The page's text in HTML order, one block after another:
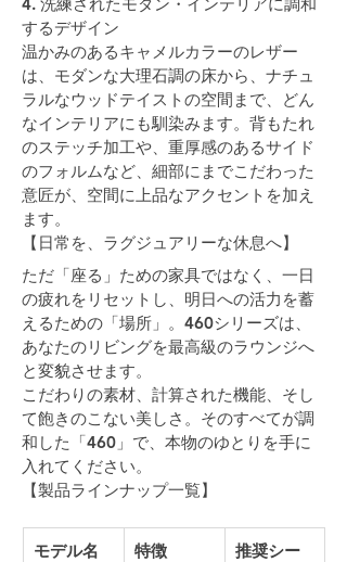
するデザイン
温かみのあるキャメルカラーのレザー
は、モダンな大理石調の床から、ナチュ
ラルなウッドテイストの空間まで、どん
なインテリアにも馴染みます。背もたれ
のステッチ加工や、重厚感のあるサイド
のフォルムなど、細部にまでこだわった
意匠が、空間に上品なアクセントを加え
ます。
【日常を、ラグジュアリーな休息へ】
ただ「座る」ための家具ではなく、一日
の疲れをリセットし、明日への活力を蓄
えるための「場所」。460シリーズは、
あなたのリビングを最高級のラウンジへ
と変貌させます。
こだわりの素材、計算された機能、そし
て飽きのこない美しさ。そのすべてが調
和した「460」で、本物のゆとりを手に
入れてください。
【製品ラインナップ一覧】
モデル名 特徴
推奨シー